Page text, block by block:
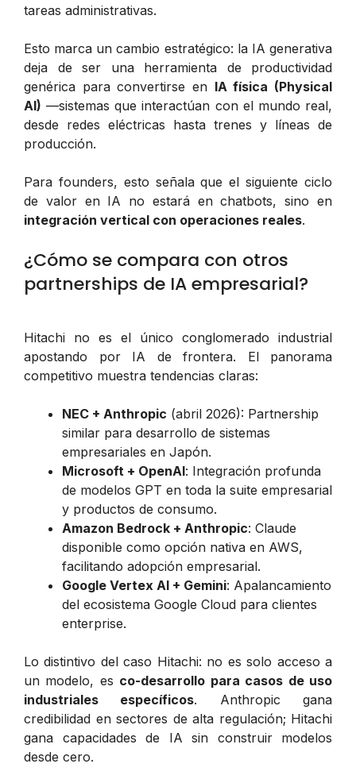
tareas administrativas.
Esto marca un cambio estratégico: la IA generativa
deja de ser una herramienta de productividad
genérica para convertirse en IA física (Physical
AI) —sistemas que interactúan con el mundo real,
desde redes eléctricas hasta trenes y líneas de
producción.
Para founders, esto señala que el siguiente ciclo
de valor en IA no estará en chatbots, sino en
integración vertical con operaciones reales.
¿Cómo se compara con otros
partnerships de IA empresarial?
Hitachi no es el único conglomerado industrial
apostando por IA de frontera. El panorama
competitivo muestra tendencias claras:
NEC + Anthropic (abril 2026): Partnership
similar para desarrollo de sistemas
empresariales en Japón.
Microsoft + OpenAI: Integración profunda
de modelos GPT en toda la suite empresarial
y productos de consumo.
Amazon Bedrock + Anthropic: Claude
disponible como opción nativa en AWS,
facilitando adopción empresarial.
Google Vertex AI + Gemini: Apalancamiento
del ecosistema Google Cloud para clientes
enterprise.
Lo distintivo del caso Hitachi: no es solo acceso a
un modelo, es co-desarrollo para casos de uso
industriales específicos. Anthropic gana
credibilidad en sectores de alta regulación; Hitachi
gana capacidades de IA sin construir modelos
desde cero.